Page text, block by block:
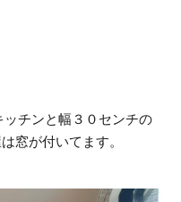
ッチンと幅３０センチの
窓が付いてます。